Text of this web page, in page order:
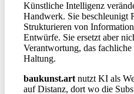
Künstliche Intelligenz
Handwerk. Sie beschleunigt
Strukturieren von
Entwürfe. Sie ersetzt aber
Verantwortung, das
Haltung.
baukunst.artnutzt KI als
auf Distanz, dort wo die